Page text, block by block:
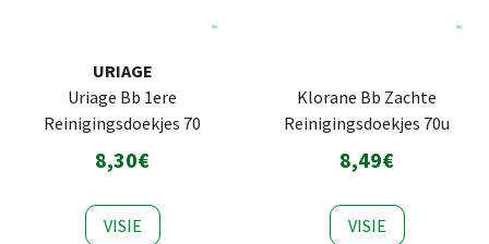
URIAGE
Uriage Bb 1ere
Reinigingsdoekjes 70
8,30€
VISIE
Klorane Bb Zachte
Reinigingsdoekjes 70u
8,49€
VISIE